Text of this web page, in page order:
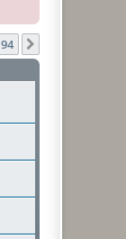
94